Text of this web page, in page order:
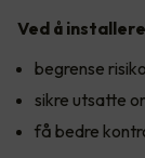
Ved å
begrense
sikre utsatte
få bedre